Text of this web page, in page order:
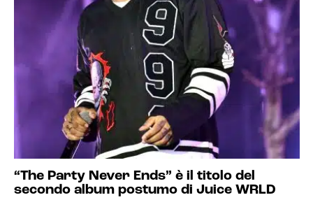
“The Party Never Ends” è il titolo del
secondo album postumo di Juice WRLD